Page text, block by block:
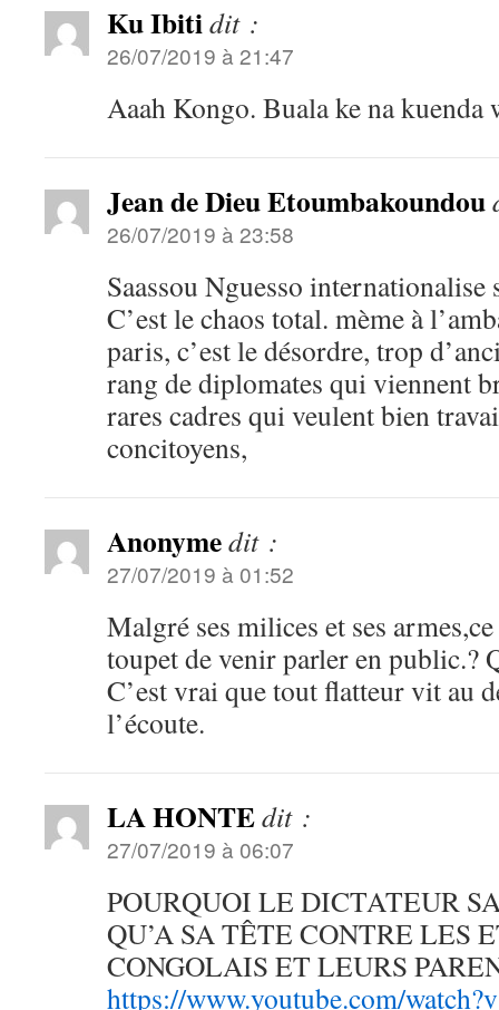
Ku Ibitidit :
26/07/2019 à 21:47
Aaah Kongo. Buala ke na
Jean de Dieu Etoumbakoundou
26/07/2019 à 23:58
Saassou Nguesso internationalise
C’est le chaos total. mème à
paris, c’est le désordre, trop
rang de diplomates qui viennent
rares cadres qui veulent bien
concitoyens,
Anonymedit :
27/07/2019 à 01:52
Malgré ses milices et ses
toupet de venir parler en public.?
C’est vrai que tout flatteur vit au
l’écoute.
LA HONTEdit :
27/07/2019 à 06:07
POURQUOI LE DICTATEUR
QU’A SA TÊTE CONTRE LES
CONGOLAIS ET LEURS
https://www.youtube.com/